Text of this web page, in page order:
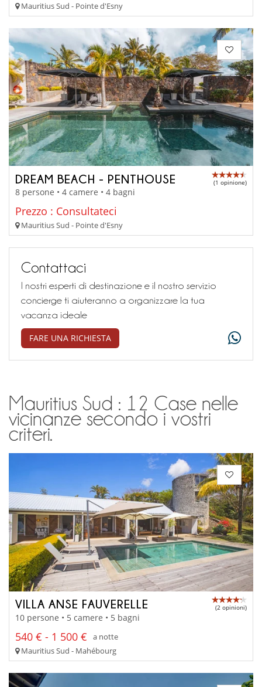
Mauritius Sud - Pointe d'Esny
DREAM BEACH - PENTHOUSE (1 opinione)
8 persone • 4 camere • 4 bagni
Prezzo : Consultateci
Mauritius Sud - Pointe d'Esny
Contattaci
I nostri esperti di destinazione e il nostro servizio
concierge ti aiuteranno a organizzare la tua
vacanza ideale
FARE UNA RICHIESTA
Mauritius Sud : 12 Case nelle
vicinanze secondo i vostri
criteri.
VILLA ANSE FAUVERELLE (2 opinioni)
10 persone • 5 camere • 5 bagni
540 € - 1 500 €
a notte
Mauritius Sud - Mahébourg